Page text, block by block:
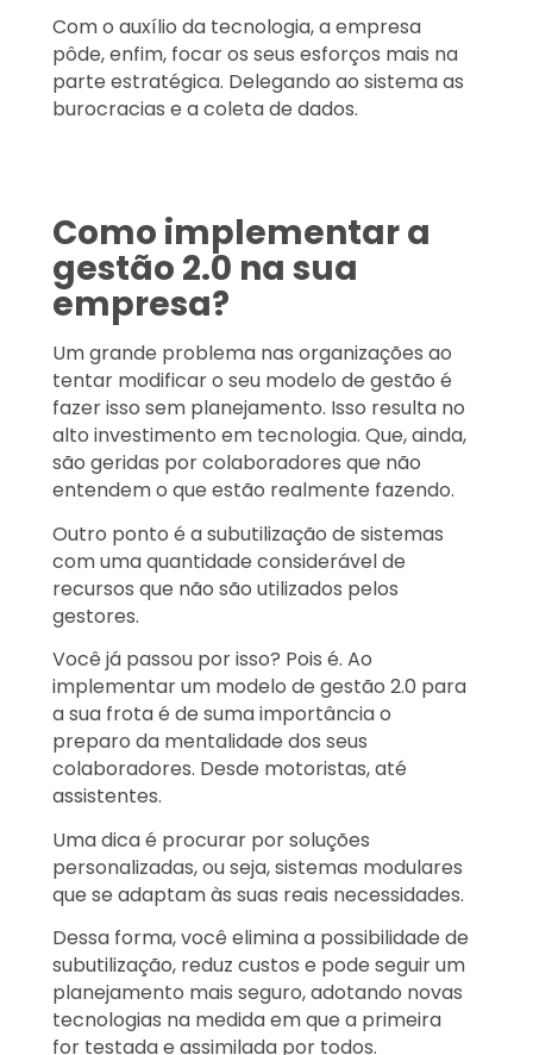
Com o auxílio da tecnologia, a empresa
pôde, enfim, focar os seus esforços mais na
parte estratégica. Delegando ao sistema as
burocracias e a coleta de dados.
Como implementar a
gestão 2.0 na sua
empresa?
Um grande problema nas organizações ao
tentar modificar o seu modelo de gestão é
fazer isso sem planejamento. Isso resulta no
alto investimento em tecnologia. Que, ainda,
são geridas por colaboradores que não
entendem o que estão realmente fazendo.
Outro ponto é a subutilização de sistemas
com uma quantidade considerável de
recursos que não são utilizados pelos
gestores.
Você já passou por isso? Pois é. Ao
implementar um modelo de gestão 2.0 para
a sua frota é de suma importância o
preparo da mentalidade dos seus
colaboradores. Desde motoristas, até
assistentes.
Uma dica é procurar por soluções
personalizadas, ou seja, sistemas modulares
que se adaptam às suas reais necessidades.
Dessa forma, você elimina a possibilidade de
subutilização, reduz custos e pode seguir um
planejamento mais seguro, adotando novas
tecnologias na medida em que a primeira
for testada e assimilada por todos.